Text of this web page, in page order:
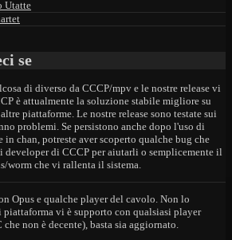
Utatte
se
di diverso da CCCP/mpv e le nostre release vi
è attualmente la soluzione stabile migliore su
piattaforme. Le nostre release sono testate sui
problemi. Se persistono anche dopo l'uso di
in chan, potreste aver scoperto qualche bug che
developer di CCCP per aiutarli o semplicemente il
worm che vi rallenta il sistema.
Opus e qualche player del cavolo. Non lo
piattaforma vi è supporto con qualsiasi player
non è decente), basta sia aggiornato.